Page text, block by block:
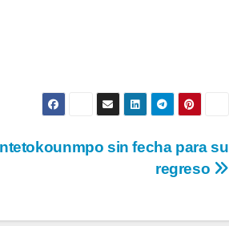
sin fecha para su
regreso